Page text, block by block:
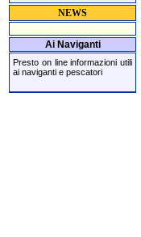
NEWS
Ai Naviganti
Presto on line informazioni utili
ai naviganti e pescatori